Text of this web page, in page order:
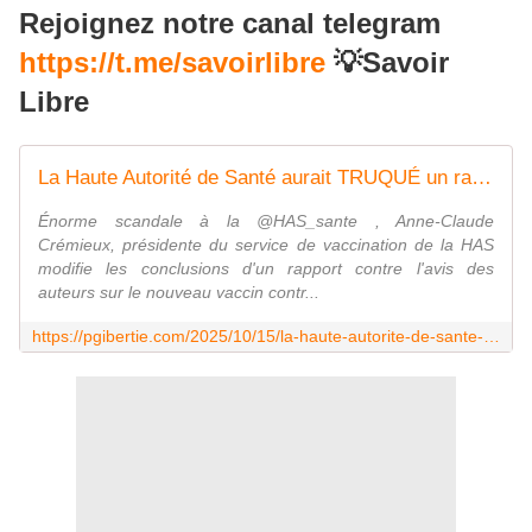
Rejoignez notre canal telegram
https://t.me/savoirlibre 💡Savoir
Libre
La Haute Autorité de Santé aurait TRUQUÉ un rapport sur l'efficacité du vaccin antigrippe de SANOFI pour " faire plaisir à l'Élysée "
Énorme scandale à la @HAS_sante , Anne-Claude
Crémieux, présidente du service de vaccination de la HAS
modifie les conclusions d'un rapport contre l'avis des
auteurs sur le nouveau vaccin contr...